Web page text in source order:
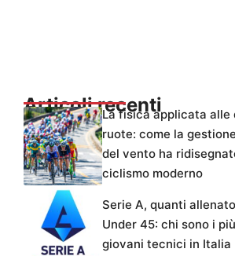
Articoli recentiLa fisica applicata alle
ruote: come la gestione
del vento ha
ciclismo moderno
Serie A, quanti
Under 45: chi sono i più
giovani tecnici in Italia